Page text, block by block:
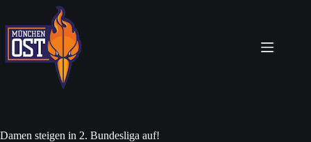
springen
Damen steigen in 2. Bundesliga auf!